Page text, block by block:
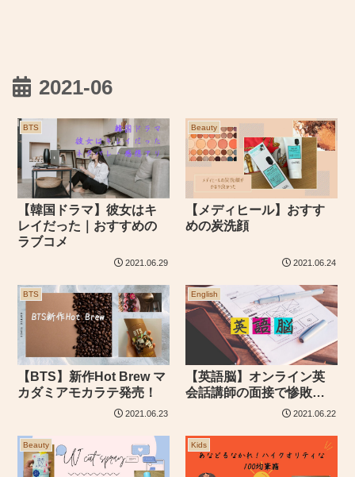
2021-06
BTS
【韓国ドラマ】彼女はキ
レイだった｜おすすめの
ラブコメ
2021.06.29
Beauty
【メディヒール】おすす
めの炭洗顔
2021.06.24
BTS
【BTS】新作Hot Brew マ
カダミアモカラテ発売！
2021.06.23
English
【英語脳】オンライン英
会話講師の面接で惨敗…
2021.06.22
Beauty Kids